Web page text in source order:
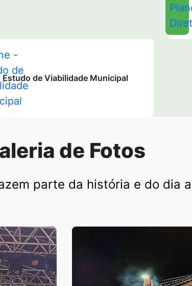
Estudo de Viabilidade Municipal
de Fotos
parte da história e do dia